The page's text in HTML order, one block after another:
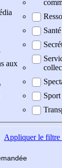
aux
Santé
Sport
Appliquerle filtre